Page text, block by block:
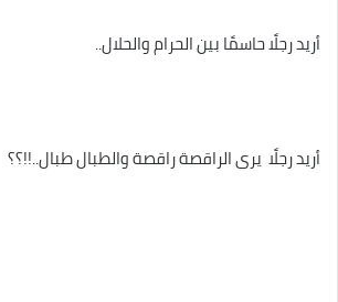
أريد رجلًا حاسمًا بين الحرام والحلال..
أريد رجلًا يرى الراقصة راقصة والطبال طبال..!!؟؟